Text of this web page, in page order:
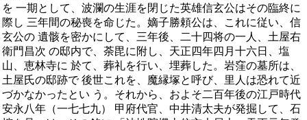
を 一期として、波瀾の生涯を閉じた英雄信玄公はその臨終に
際し 三年間の秘喪を命じた。嫡子勝頼公は、これに従い、信
玄公の 遺骸を密かにして、三年後、二十四将の一人、土屋右
衛門昌次 の邸内で、荼毘に附し、天正四年四月十六日、塩
山、恵林寺に 於て、葬礼を行い、埋葬した。岩窪の墓所は、
土屋氏の邸跡で 後世これを、魔縁塚と呼び、里人は恐れて近
づかなかったとい う。それから、およそ二百年後の江戸時代
安永八年（一七七九） 甲府代官、中井清太夫が発掘して、石